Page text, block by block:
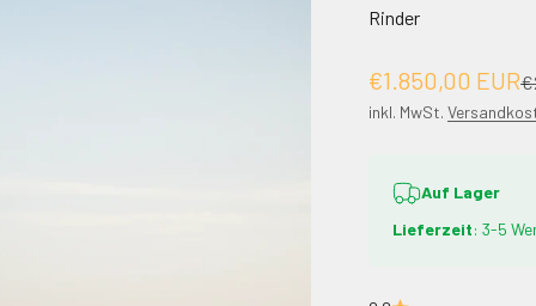
Rinder
Angebot
€1.850,00 EUR
inkl. MwSt.
Auf Lager
Lieferzeit: 3-5